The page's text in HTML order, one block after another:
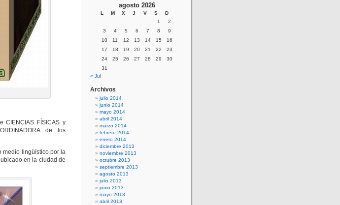
CIENCIAS FÍSICAS y
de los
medio lingüístico por la
en la ciudad de
agosto 2026
L M X J V S
D
1
2
3
4 5 6 7 8
9
10
11 12 13 14 15
16
17
18 19 20 21 22
23
24
25 26 27 28 29
30
31
« Jul
Archivos
julio 2014
junio 2014
mayo 2014
abril 2014
marzo 2014
febrero 2014
enero 2014
diciembre 2013
noviembre 2013
octubre 2013
septiembre 2013
agosto 2013
julio 2013
junio 2013
mayo 2013
abril 2013